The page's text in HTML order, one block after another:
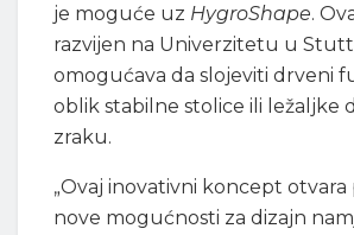
je moguće uz HygroShape.
razvijen na Univerzitetu u
omogućava da slojeviti drveni
oblik stabilne stolice ili ležaljke
zraku.
„Ovaj inovativni koncept
nove mogućnosti za dizajn